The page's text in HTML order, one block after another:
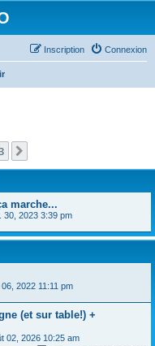
Connexion
Inscription
marche...
30, 2023 3:39 pm
2022 11:11 pm
(et sur table!) +
02, 2026 10:25 am